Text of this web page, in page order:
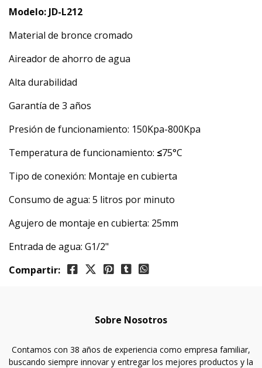
Modelo: JD-L212
Material de bronce cromado
Aireador de ahorro de agua
Alta durabilidad
Garantía de 3 años
Presión de funcionamiento: 150Kpa-800Kpa
Temperatura de funcionamiento: ≤75°C
Tipo de conexión: Montaje en cubierta
Consumo de agua: 5 litros por minuto
Agujero de montaje en cubierta: 25mm
Entrada de agua: G1/2"
Compartir:
Sobre Nosotros
Contamos con 38 años de experiencia como empresa familiar,
buscando siempre innovar y entregar los mejores productos y la